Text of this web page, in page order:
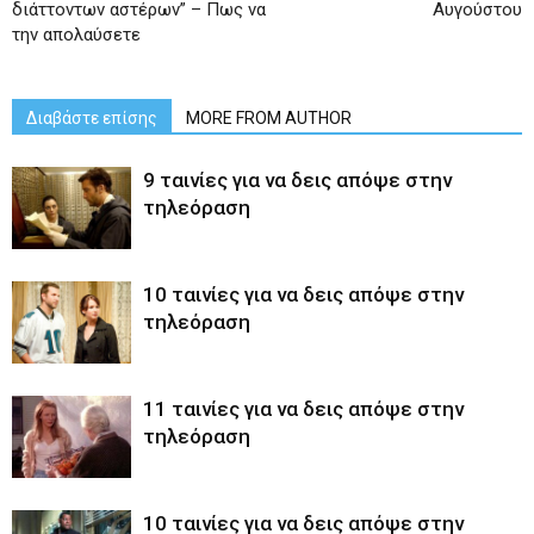
διάττοντων αστέρων” – Πως να
την απολαύσετε
Αυγούστου
Διαβάστε επίσης MORE FROM AUTHOR
9 ταινίες για να δεις απόψε στην
τηλεόραση
10 ταινίες για να δεις απόψε στην
τηλεόραση
11 ταινίες για να δεις απόψε στην
τηλεόραση
10 ταινίες για να δεις απόψε στην